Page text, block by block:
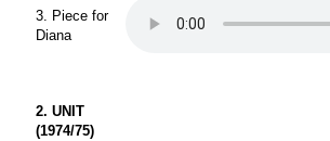
3. Piece for
Diana
2. UNIT
(1974/75)